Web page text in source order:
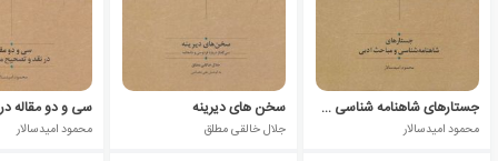
جستارهای شاهنامه شناسی و مباحث ادبی
محمود امیدسالار
سخن های دیرینه
جلال خالقی مطلق محمود امیدسالار